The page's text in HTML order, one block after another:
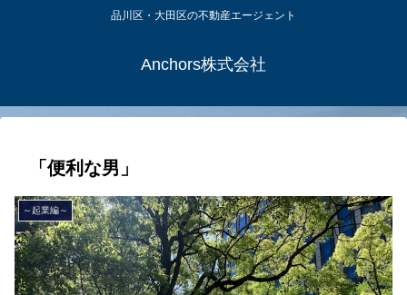
品川区・大田区の不動産エージェント
Anchors株式会社
「便利な男」
～起業編～